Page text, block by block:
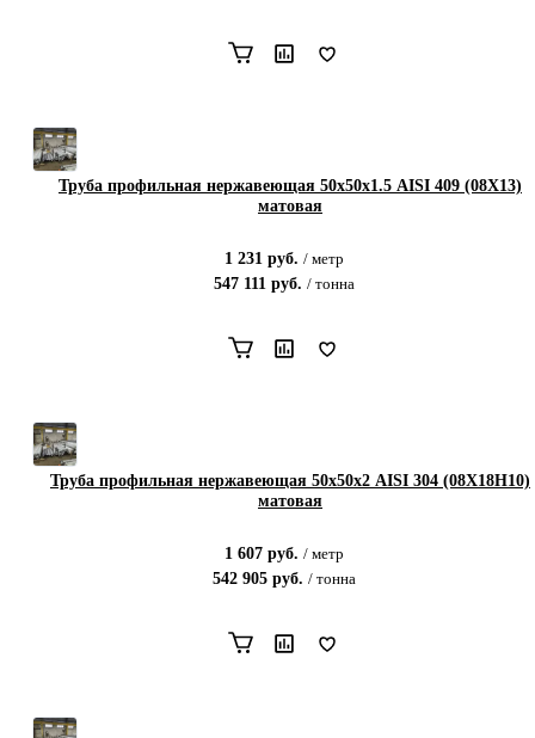
Труба профильная нержавеющая 50х50х1.5 AISI 409 (08Х13)
матовая
1 231 руб. / метр
547 111 руб. / тонна
Труба профильная нержавеющая 50х50х2 AISI 304 (08Х18Н10)
матовая
1 607 руб. / метр
542 905 руб. / тонна